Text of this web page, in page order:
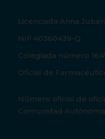
Licenciada Anna
NIF 40360439-Q
Colegiada número
Oficial de
Número oficial de
Comunidad Autónoma